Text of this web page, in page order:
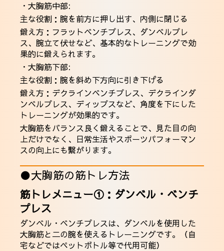
・大胸筋中部:
主な役割：腕を前方に押し出す、内側に閉じる
鍛え方：フラットベンチプレス、ダンベルプレ
ス、腕立て伏せなど、基本的なトレーニングで効
果的に鍛えられます。
・大胸筋下部:
主な役割：腕を斜め下方向に引き下げる
鍛え方：デクラインベンチプレス、デクラインダ
ンベルプレス、ディップスなど、角度を下にした
トレーニングが効果的です。
大胸筋をバランス良く鍛えることで、見た目の向
上だけでなく、日常生活やスポーツパフォーマン
スの向上にも繋がります。
●大胸筋の筋トレ方法
筋トレメニュー①：ダンベル・ベンチ
プレス
ダンベル・ベンチプレスは、ダンベルを使用した
大胸筋と二の腕を使えるトレーニングです。（自
宅などではペットボトル等で代用可能）